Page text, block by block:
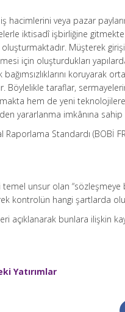
veya pazar
iktisadî işbirliğine
Müşterek
için oluşturdukları
koruyarak
Böylelikle taraflar,
hem de yeni
yararlanma imkânına sahip
Standardı (BOBİ
unsur olan “sözleşmeye
kontrolün hangi şartlarda
açıklanarak bunlara ilişkin
Yatırımlar